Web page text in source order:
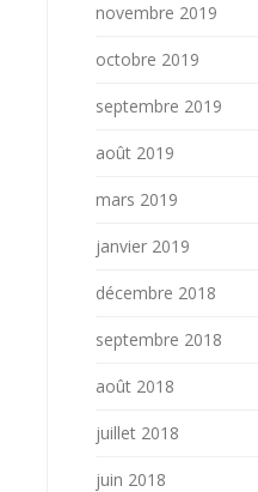
novembre 2019
octobre 2019
septembre 2019
août 2019
mars 2019
janvier 2019
décembre 2018
septembre 2018
août 2018
juillet 2018
juin 2018